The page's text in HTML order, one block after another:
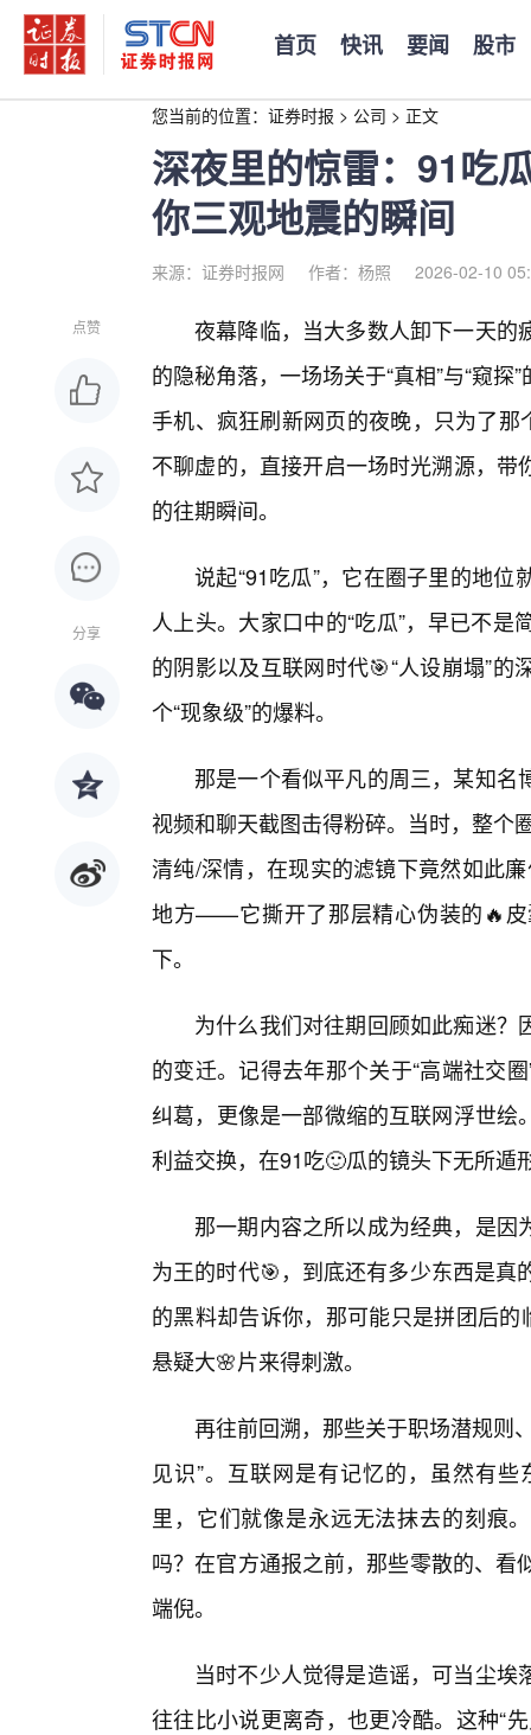
首页 快讯 要闻 股市
您当前的位置： 证券时报 > 公司 > 正文
深夜里的惊雷：91吃
你三观地震的瞬间
来源：证券时报网 作者：杨照 2026-02-10
点赞
分享
夜幕降临，当大多数人卸下一天的
的隐秘角落，一场场关于“真相”与“窥
手机、疯狂刷新网页的夜晚，只为了那
不聊虚的，直接开启一场时光溯源，
的往期瞬间。
说起“91吃瓜”，它在圈子里的地
人上头。大家口中的“吃瓜”，早已不
的阴影以及互联网时代🎯“人设崩塌”
个“现象级”的爆料。
那是一个看似平凡的周三，某知
视频和聊天截图击得粉碎。当时，整个
清纯/深情，在现实的滤镜下竟然如此
地方——它撕开了那层精心伪装的🔥
下。
为什么我们对往期回顾如此痴迷
的变迁。记得去年那个关于“高端社交
纠葛，更像是一部微缩的互联网浮世
利益交换，在91吃🙂瓜的镜头下无所遁
那一期内容之所以成为经典，是
为王的时代🎯，到底还有多少东西是
的黑料却告诉你，那可能只是拼团后
悬疑大🌸片来得刺激。
再往前回溯，那些关于职场潜规则
见识”。互联网是有记忆的，虽然有
里，它们就像是永远无法抹去的刻痕
吗？在官方通报之前，那些零散的、
端倪。
当时不少人觉得是造谣，可当尘
往往比小说更离奇，也更冷酷。这种“